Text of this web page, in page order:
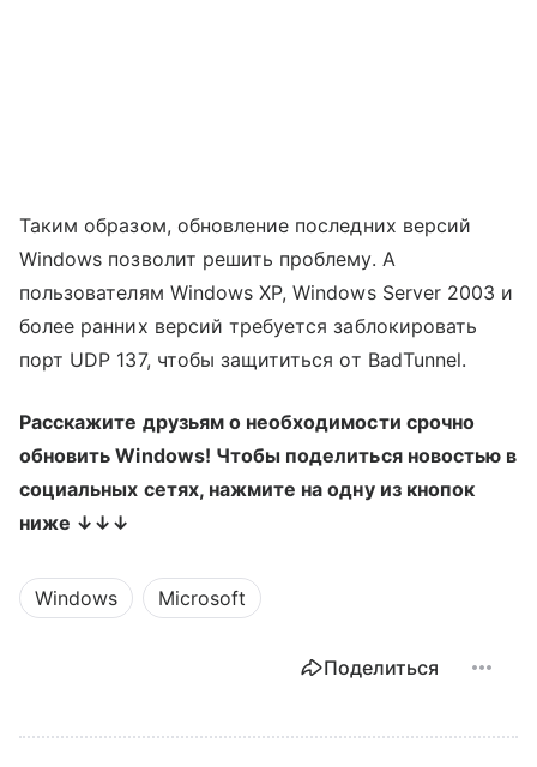
Таким образом, обновление последних версий
Windows позволит решить проблему. А
пользователям Windows XP, Windows Server 2003 и
более ранних версий требуется заблокировать
порт UDP 137, чтобы защититься от BadTunnel.
Расскажите друзьям о необходимости срочно
обновитьWindows! Чтобы поделиться новостью в
социальных сетях, нажмите на одну из кнопок
ниже ↓↓↓
Windows Microsoft
Поделиться